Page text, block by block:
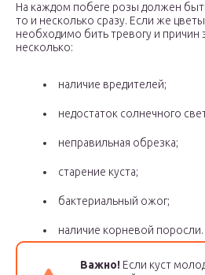
На каждом побеге розы должен
то и несколько сразу. Если же
необходимо бить тревогу и
несколько:
наличие вредителей;
недостаток солнечного
неправильная обрезка;
старение куста;
бактериальный ожог;
наличие корневой поросли.
Важно! Если куст